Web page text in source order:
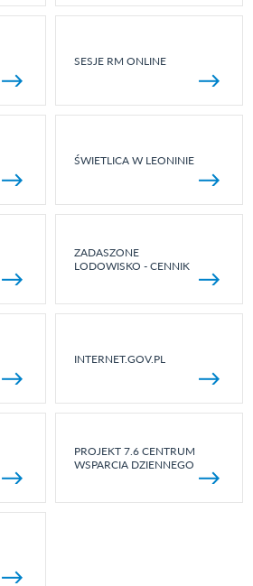
SESJE RM ONLINE
ŚWIETLICA W LEONINIE
ZADASZONE
LODOWISKO - CENNIK
INTERNET.GOV.PL
PROJEKT 7.6 CENTRUM
WSPARCIA DZIENNEGO